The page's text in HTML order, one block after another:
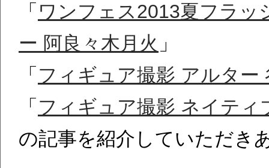
「 ワンフェス2013夏フラ
ー 阿良々木月火 」
「 フィギュア撮影 アルター
「 フィギュア撮影 ネイティ
の記事を紹介していただき